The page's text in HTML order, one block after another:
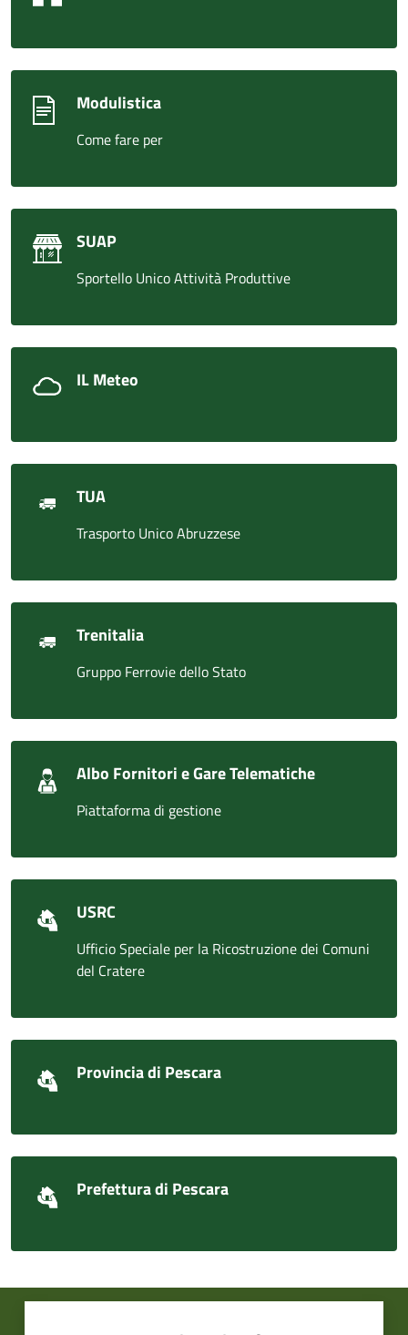
Modulistica
Come fare per
SUAP
Sportello Unico Attività Produttive
IL Meteo
TUA
Trasporto Unico Abruzzese
Trenitalia
Gruppo Ferrovie dello Stato
Albo Fornitori e Gare Telematiche
Piattaforma di gestione
USRC
Ufficio Speciale per la Ricostruzione dei Comuni
del Cratere
Provincia di Pescara
Prefettura di Pescara